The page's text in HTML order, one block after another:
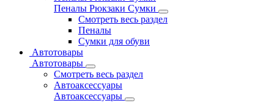
Пеналы Рюкзаки Сумки
Смотреть весь раздел
Пеналы
Сумки для обуви
Автотовары
Автотовары
Смотреть весь раздел
Автоаксессуары
Автоаксессуары